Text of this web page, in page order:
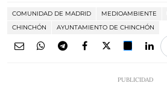
COMUNIDAD DE MADRID MEDIOAMBIENTE
CHINCHÓN
AYUNTAMIENTO DE CHINCHÓN